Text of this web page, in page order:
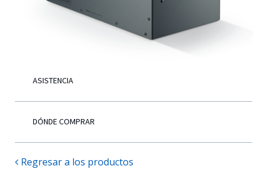
ASISTENCIA
DÓNDE COMPRAR
Regresar a los productos